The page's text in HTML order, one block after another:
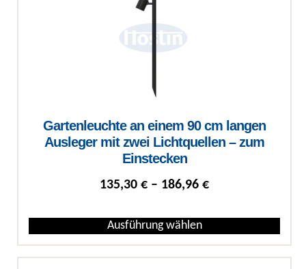
Gartenleuchte an einem 90 cm langen
Ausleger mit zwei Lichtquellen – zum
Einstecken
135,30 € – 186,96 €Preisspanne:
Ausführung wählen